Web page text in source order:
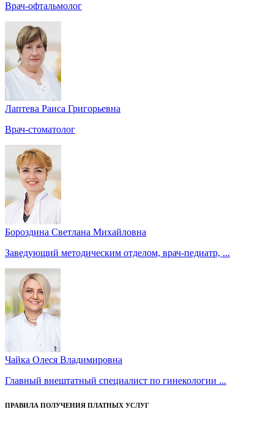
Врач-офтальмолог
Лаптева Раиса Григорьевна
Врач-стоматолог
Бороздина Светлана Михайловна
Заведующий методическим отделом, врач-педиатр, ...
Чайка Олеся Владимировна
Главный внештатный специалист по гинекологии ...
ПРАВИЛА ПОЛУЧЕНИЯ ПЛАТНЫХ УСЛУГ